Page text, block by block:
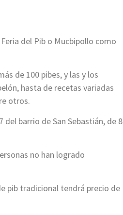
del Pib o Mucbipollo como
de 100 pibes, y las y los
hasta de recetas variadas
otros.
barrio de San Sebastián, de 8
no han logrado
pib tradicional tendrá precio de